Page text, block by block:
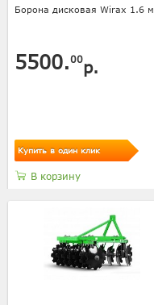
Борона дисковая Wirax 1.6 м
5500.00р.
Купить в один клик
В корзину